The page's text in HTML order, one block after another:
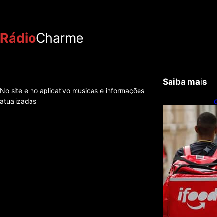
RádioCharme
No site e no aplicativo musicas e informações
atualizadas
Saiba mais